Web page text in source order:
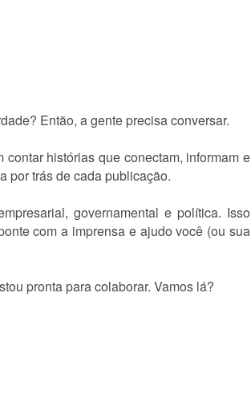
Então, a gente precisa conversar.
histórias que conectam, informam e
por trás de cada publicação.
governamental e política. Isso
com a imprensa e ajudo você (ou sua
pronta para colaborar. Vamos lá?